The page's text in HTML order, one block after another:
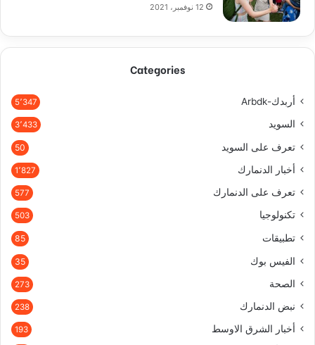
12 نوفمبر، 2021
Categories
أربدك-Arbdk 5٬347
السويد 3٬433
تعرف على السويد 50
أخبار الدنمارك 1٬827
تعرف على الدنمارك 577
تكنولوجيا 503
تطبيقات 85
الفيس بوك 35
الصحة 273
نبض الدنمارك 238
أخبار الشرق الاوسط 193